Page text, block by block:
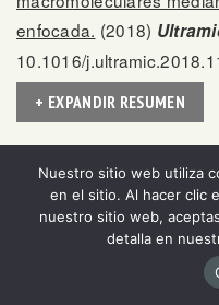
enfocada. (2018)
10.1016/
+ EXPANDIR RESUMEN
Tan, Y.Z., Aiyer, S.,
Grieger, J., Samulski,
McKenna, M.,Lyumkis,
curvatura de Ewald sub-
Nuestro sitio web utiliza
en el sitio. Al hacer clic
nuestro sitio web,
detalla en